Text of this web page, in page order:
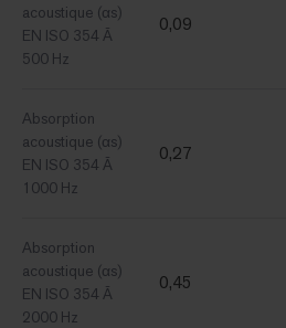
acoustique (αs)
EN ISO 354 Ã
500 Hz
0,09
Absorption
acoustique (αs)
EN ISO 354 Ã
1000 Hz
0,27
Absorption
acoustique (αs)
EN ISO 354 Ã
2000 Hz
0,45